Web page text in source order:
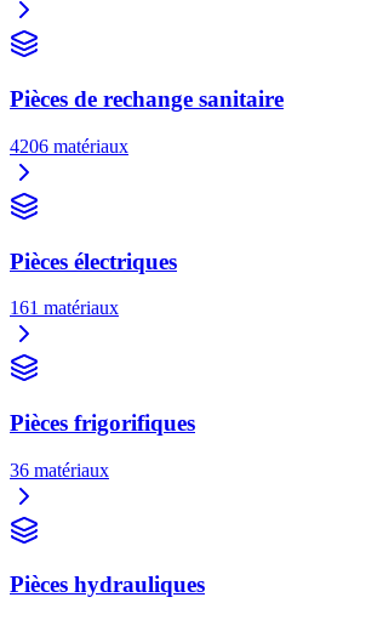
Pièces de rechange sanitaire
4206 matériaux
Pièces électriques
161 matériaux
Pièces frigorifiques
36 matériaux
Pièces hydrauliques